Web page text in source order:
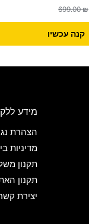
699.00₪
קנה עכשיו
מידע
הצהרת
מדיניות
תקנון
תקנון
יצירת